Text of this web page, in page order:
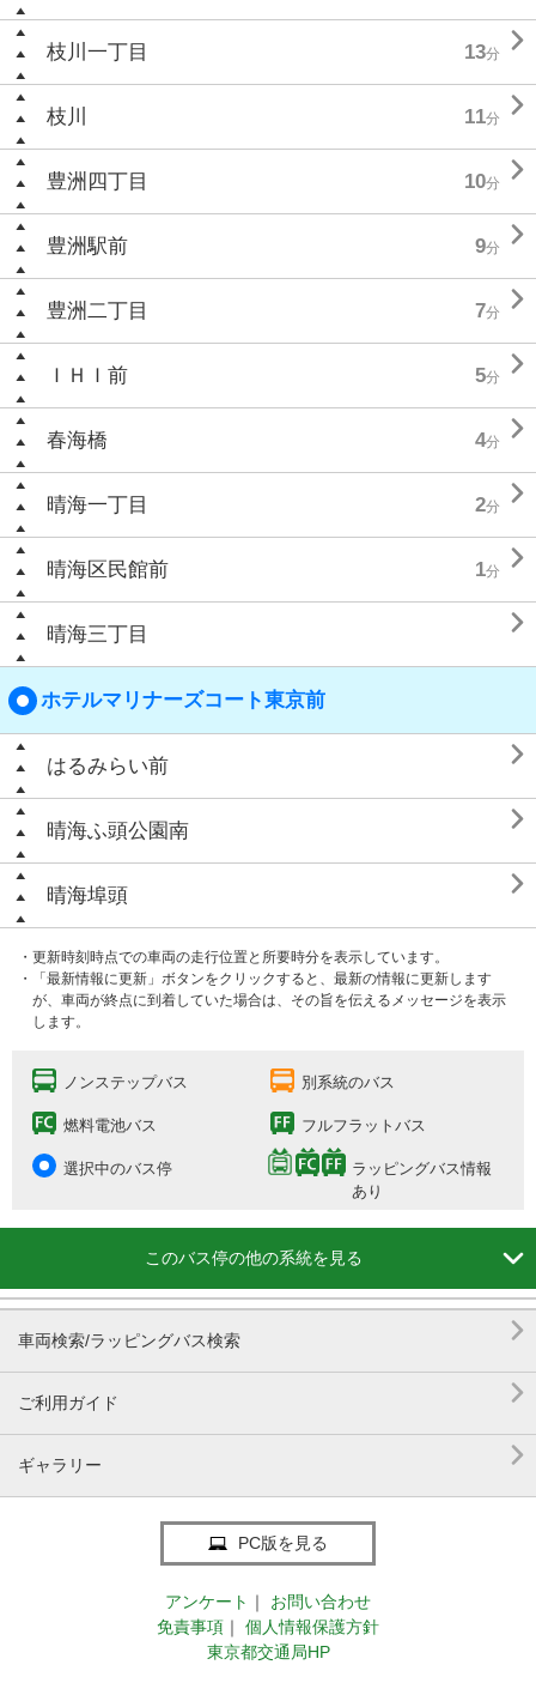
枝川一丁目 13分 
枝川 11分 
豊洲四丁目 10分 
豊洲駅前 9分 
豊洲二丁目 7分 
ＩＨＩ前 5分 
春海橋 4分 
晴海一丁目 2分 
晴海区民館前 1分 
晴海三丁目 
ホテルマリナーズコート東京前
はるみらい前 
晴海ふ頭公園南 
晴海埠頭 
・更新時刻時点での車両の走行位置と所要時分を表示しています。
・「最新情報に更新」ボタンをクリックすると、最新の情報に更新します
が、車両が終点に到着していた場合は、その旨を伝えるメッセージを表示
します。
ノンステップバス 別系統のバス
燃料電池バス フルフラットバス
選択中のバス停
ラッピングバス情報
あり
このバス停の他の系統を見る 
車両検索/ラッピングバス検索 
ご利用ガイド 
ギャラリー 
PC版を見る
アンケート ｜
お問い合わせ
免責事項 ｜
個人情報保護方針
東京都交通局HP